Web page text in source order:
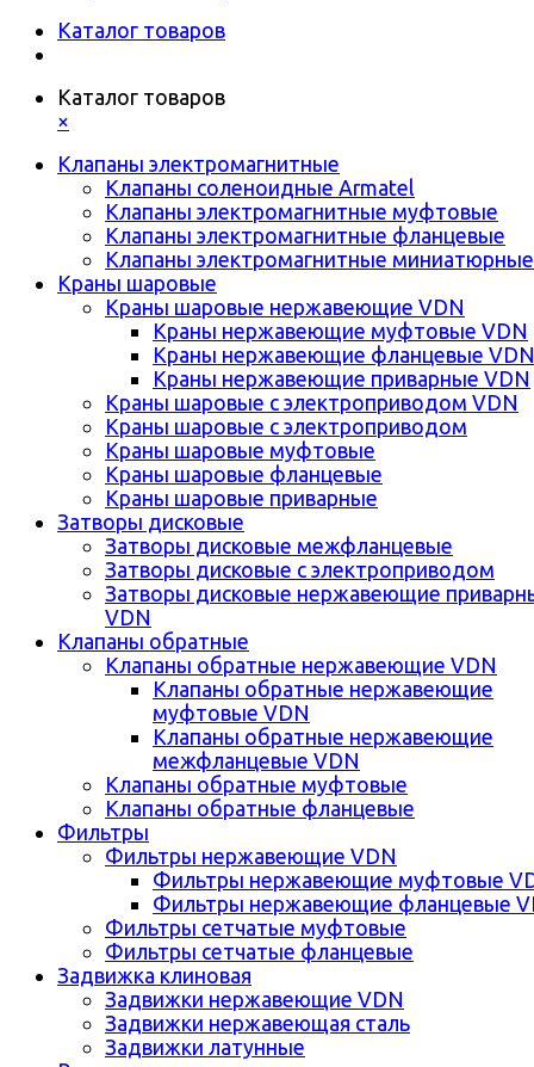
Каталог товаров
Каталог товаров
×
Клапаны электромагнитные
Клапаны соленоидные Armatel
Клапаны электромагнитные муфтовые
Клапаны электромагнитные фланцевые
Клапаны электромагнитные миниатюрные
Краны шаровые
Краны шаровые нержавеющие VDN
Краны нержавеющие муфтовые VDN
Краны нержавеющие фланцевые VDN
Краны нержавеющие приварные VDN
Краны шаровые с электроприводом VDN
Краны шаровые с электроприводом
Краны шаровые муфтовые
Краны шаровые фланцевые
Краны шаровые приварные
Затворы дисковые
Затворы дисковые межфланцевые
Затворы дисковые с электроприводом
Затворы дисковые нержавеющие
VDN
Клапаны обратные
Клапаны обратные нержавеющие VDN
Клапаны обратные нержавеющие
муфтовые VDN
Клапаны обратные нержавеющие
межфланцевые VDN
Клапаны обратные муфтовые
Клапаны обратные фланцевые
Фильтры
Фильтры нержавеющие VDN
Фильтры нержавеющие муфтовые
Фильтры нержавеющие фланцевые
Фильтры сетчатые муфтовые
Фильтры сетчатые фланцевые
Задвижка клиновая
Задвижки нержавеющие VDN
Задвижки нержавеющая сталь
Задвижки латунные